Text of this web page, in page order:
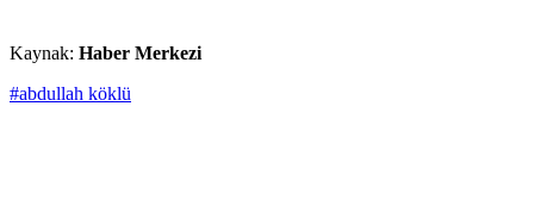
Kaynak: Haber Merkezi
#abdullah köklü